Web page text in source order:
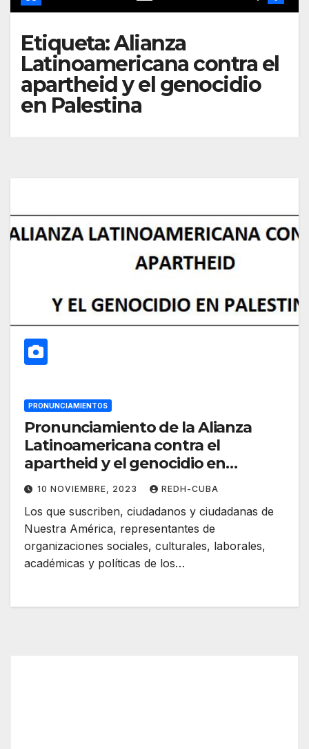
Etiqueta:Alianza
Latinoamericana contra el
apartheid y el genocidio
en Palestina
PRONUNCIAMIENTOS
Pronunciamiento de la Alianza
Latinoamericana contra el
apartheid y el genocidio en
Palestina
10 NOVIEMBRE, 2023 REDH-CUBA
Los que suscriben, ciudadanos y ciudadanas de
Nuestra América, representantes de
organizaciones sociales, culturales, laborales,
académicas y políticas de los…